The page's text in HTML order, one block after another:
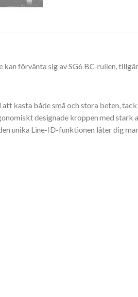
förvänta sig av SG6 BC-rullen,
kasta både små och stora beten,
designade kroppen med
unika Line-ID-funktionen låter dig